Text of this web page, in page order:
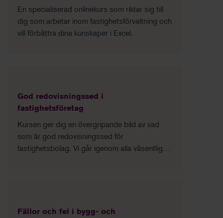
En specialiserad onlinekurs som riktar sig till
dig som arbetar inom fastighetsförvaltning och
vill förbättra dina kunskaper i Excel.
God redovisningssed i
fastighetsföretag
Kursen ger dig en övergripande bild av vad
som är god redovisningssed för
fastighetsbolag. Vi går igenom alla väsentliga
Fällor och fel i bygg- och